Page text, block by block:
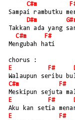
C#m
Sampai rambutku
D#m
Takkan ada yang
C#m
F#
Mengubah hati
chorus :
E
F#
Walaupun seribu
C#m
F#
Meskipun sejuta
E
F#
Aku kan setia
E
F#